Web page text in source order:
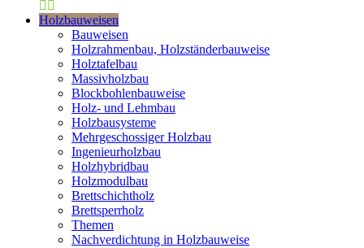
Holzbauweisen
Bauweisen
Holzrahmenbau, Holzständerbauweise
Holztafelbau
Massivholzbau
Blockbohlenbauweise
Holz- und Lehmbau
Holzbausysteme
Mehrgeschossiger Holzbau
Ingenieurholzbau
Holzhybridbau
Holzmodulbau
Brettschichtholz
Brettsperrholz
Themen
Nachverdichtung in Holzbauweise